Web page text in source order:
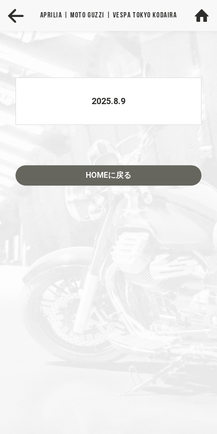
Aprilia | MOTO GUZZI | VESPATOKYO KODAIRA
2025.8.9
HOMEに戻る